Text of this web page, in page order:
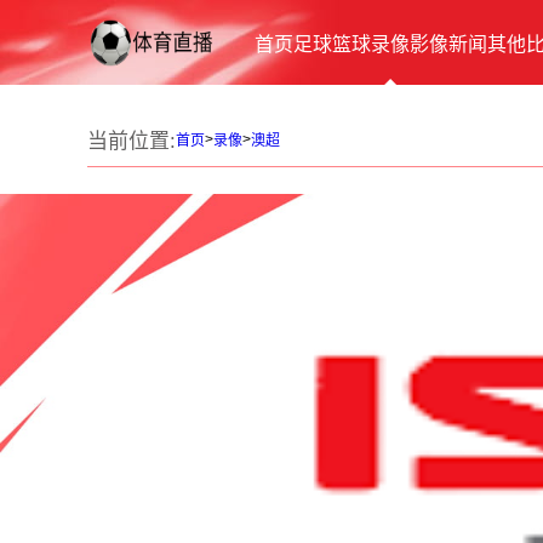
首页足球篮球录像影像新闻其他
当前位置:首页>录像>澳超